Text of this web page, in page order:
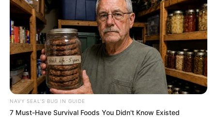
NAVY SEAL'S BUG IN GUIDE
7 Must-Have Survival Foods You Didn't Know Existed